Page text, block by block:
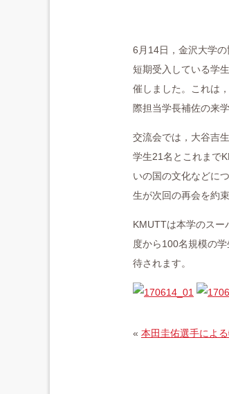
6月14日，金沢大学
短期受入している学
催しました。これは
際担当学長補佐の来
交流会では，大谷吉
学生21名とこれまで
いの国の文化などに
生が次回の再会を約束
KMUTTは本学のスー
度から100名規模の
待されます。
« 本田圭佑選手によ